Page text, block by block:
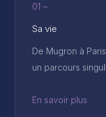
01 –
Sa vie
De Mugron à
un parcours
En savoir plus